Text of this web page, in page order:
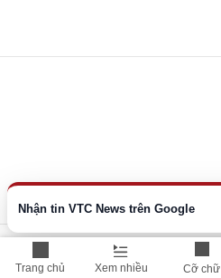
Trang chủ Xem nhiều Cỡ chữ
Nhận tin VTC News trên Google